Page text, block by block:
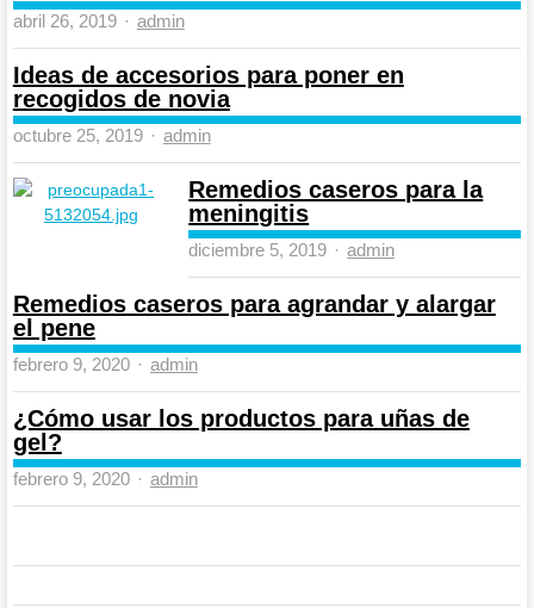
abril 26, 2019 Author
admin
Ideas de accesorios para poner en
recogidos de novia
octubre 25, 2019 Author
admin
Remedios caseros para la
meningitis
diciembre 5, 2019 Author
admin
Remedios caseros para agrandar y alargar
el pene
febrero 9, 2020 Author
admin
¿Cómo usar los productos para uñas de
gel?
febrero 9, 2020 Author
admin